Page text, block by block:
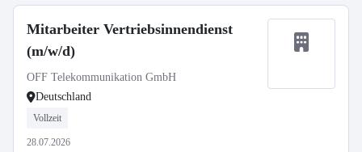
Mitarbeiter Vertriebsinnendienst
(m/w/d)
OFF Telekommunikation GmbH
Deutschland
Vollzeit
28.07.2026